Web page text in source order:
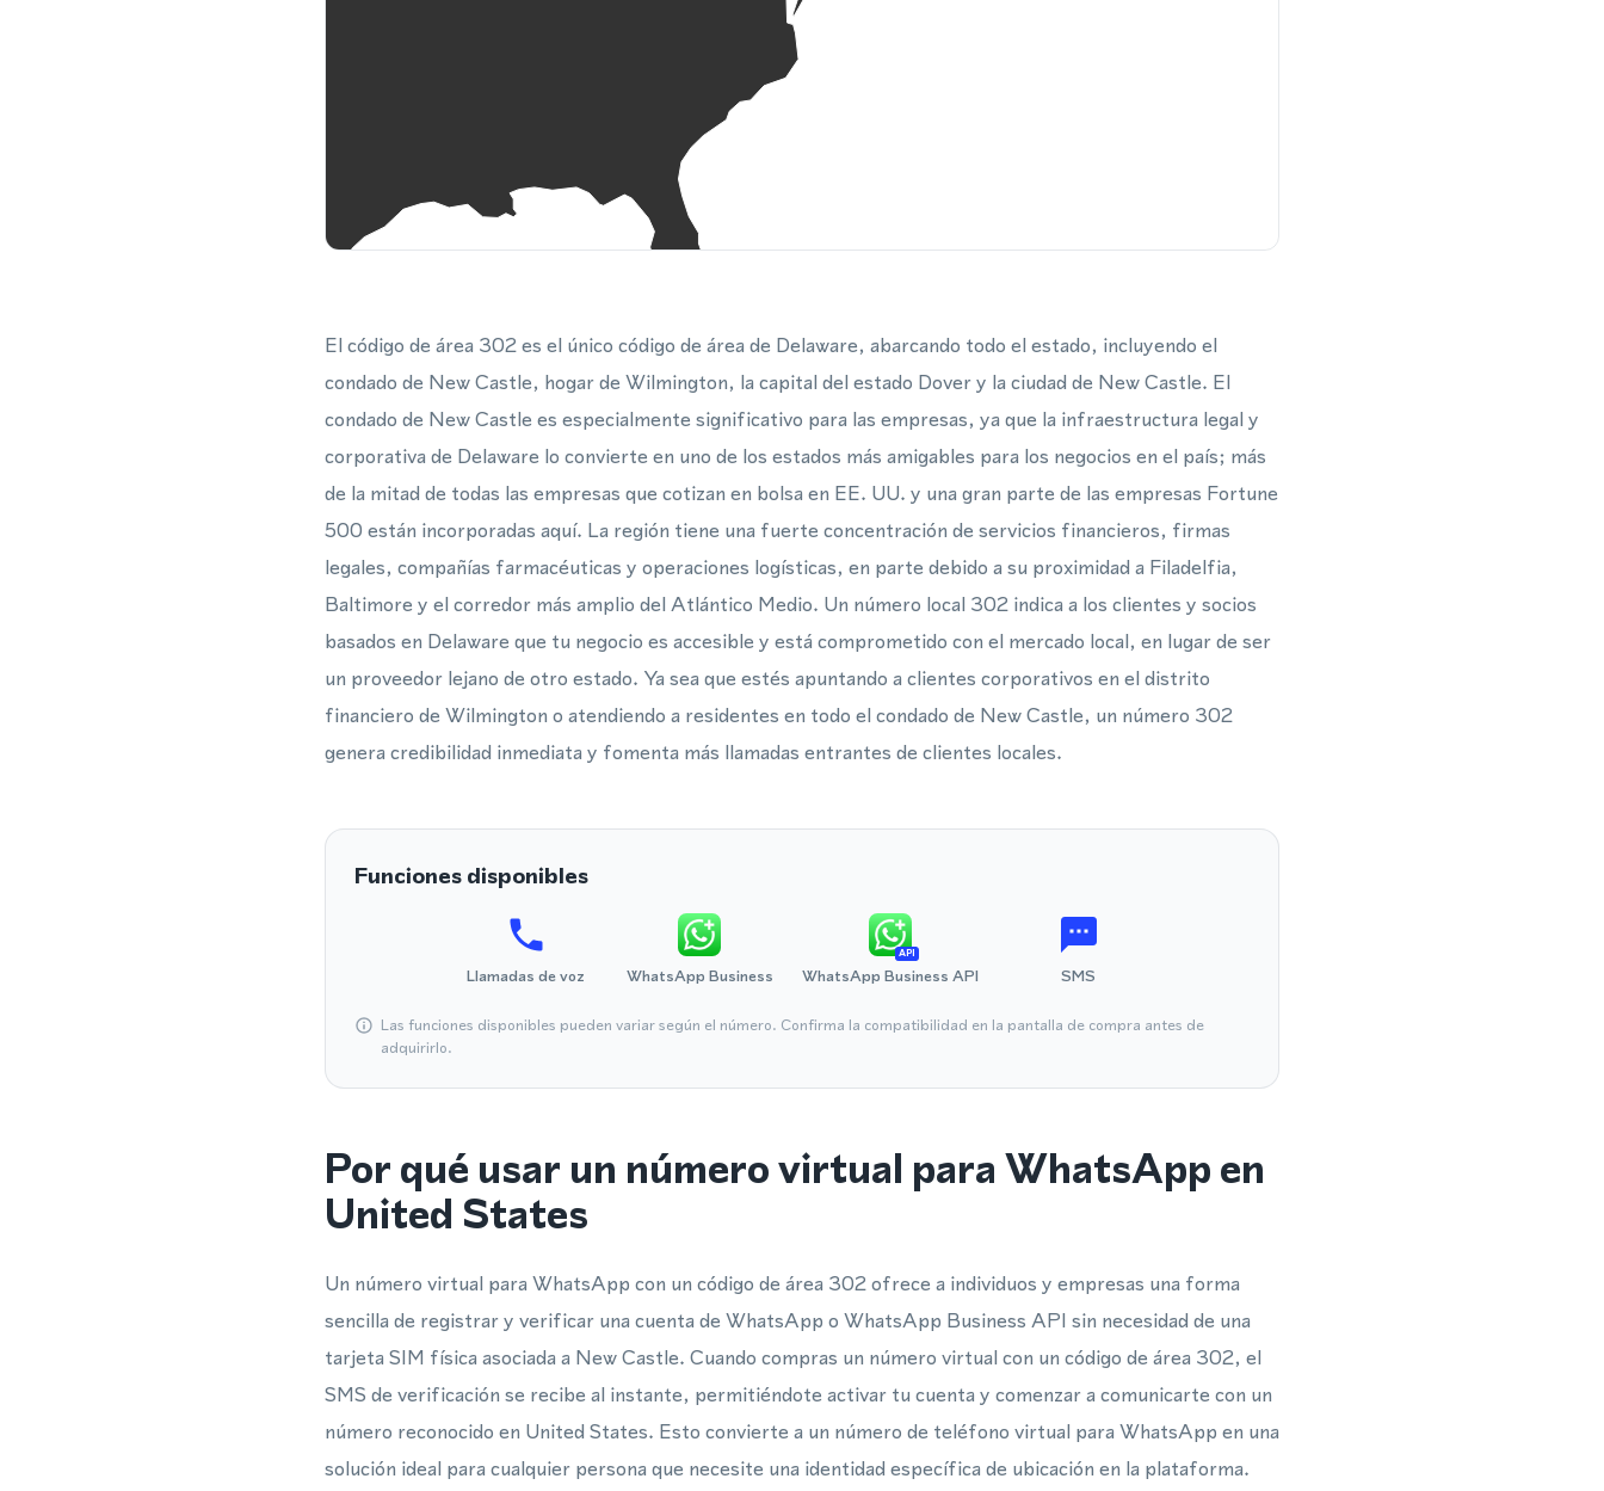
El código de área 302 es el único código de área de Delaware, abarcando todo el estado, incluyendo el
condado de New Castle, hogar de Wilmington, la capital del estado Dover y la ciudad de New Castle. El
condado de New Castle es especialmente significativo para las empresas, ya que la infraestructura legal y
corporativa de Delaware lo convierte en uno de los estados más amigables para los negocios en el país; más
de la mitad de todas las empresas que cotizan en bolsa en EE. UU. y una gran parte de las empresas Fortune
500 están incorporadas aquí. La región tiene una fuerte concentración de servicios financieros, firmas
legales, compañías farmacéuticas y operaciones logísticas, en parte debido a su proximidad a Filadelfia,
Baltimore y el corredor más amplio del Atlántico Medio. Un número local 302 indica a los clientes y socios
basados en Delaware que tu negocio es accesible y está comprometido con el mercado local, en lugar de ser
un proveedor lejano de otro estado. Ya sea que estés apuntando a clientes corporativos en el distrito
financiero de Wilmington o atendiendo a residentes en todo el condado de New Castle, un número 302
genera credibilidad inmediata y fomenta más llamadas entrantes de clientes locales.
Funciones disponibles
Llamadas de voz WhatsApp Business
API
WhatsApp Business API SMS
Las funciones disponibles pueden variar según el número. Confirma la compatibilidad en la pantalla de compra antes de
adquirirlo.
Por qué usar un número virtual para WhatsApp en
United States
Un número virtual para WhatsApp con un código de área 302 ofrece a individuos y empresas una forma
sencilla de registrar y verificar una cuenta de WhatsApp o WhatsApp Business API sin necesidad de una
tarjeta SIM física asociada a New Castle. Cuando compras un número virtual con un código de área 302, el
SMS de verificación se recibe al instante, permitiéndote activar tu cuenta y comenzar a comunicarte con un
número reconocido en United States. Esto convierte a un número de teléfono virtual para WhatsApp en una
solución ideal para cualquier persona que necesite una identidad específica de ubicación en la plataforma.